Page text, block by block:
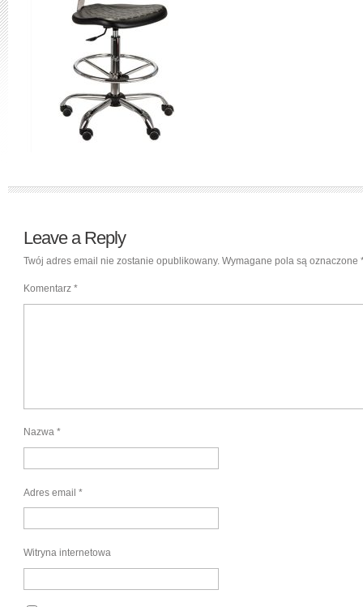
Leave a Reply
Twój adres email nie zostanie opublikowany. Wymagane pola są oznaczone
Komentarz *
Nazwa *
Adres email *
Witryna internetowa